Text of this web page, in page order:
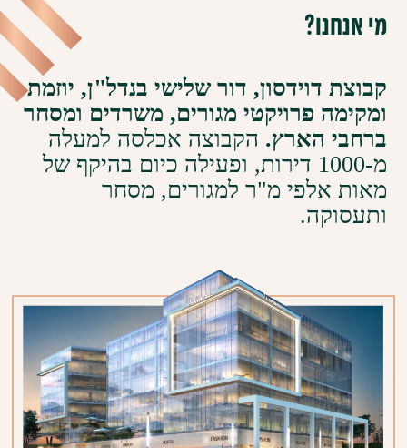
מי אנחנו?
קבוצת דוידסון, דור שלישי בנדל"ן, יוזמת
ומקימה פרויקטי מגורים, משרדים ומסחר
ברחבי הארץ. הקבוצה אכלסה למעלה
מ-1000 דירות, ופעילה כיום בהיקף של
מאות אלפי מ"ר למגורים, מסחר
ותעסוקה.